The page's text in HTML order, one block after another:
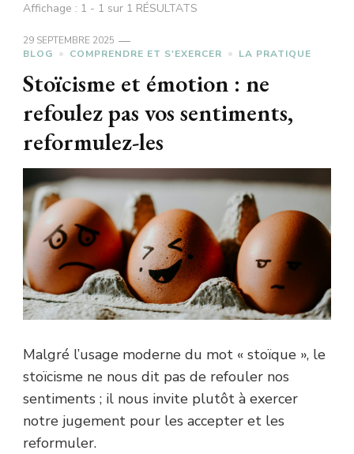
Affichage : 1 - 1 sur 1 RÉSULTATS
29 SEPTEMBRE 2025
BLOG
COMPRENDRE ET S'EXERCER LA PRATIQUE
Stoïcisme et émotion : ne
refoulez pas vos sentiments,
reformulez-les
Malgré l’usage moderne du mot « stoïque », le
stoïcisme ne nous dit pas de refouler nos
sentiments ; il nous invite plutôt à exercer
notre jugement pour les accepter et les
reformuler.